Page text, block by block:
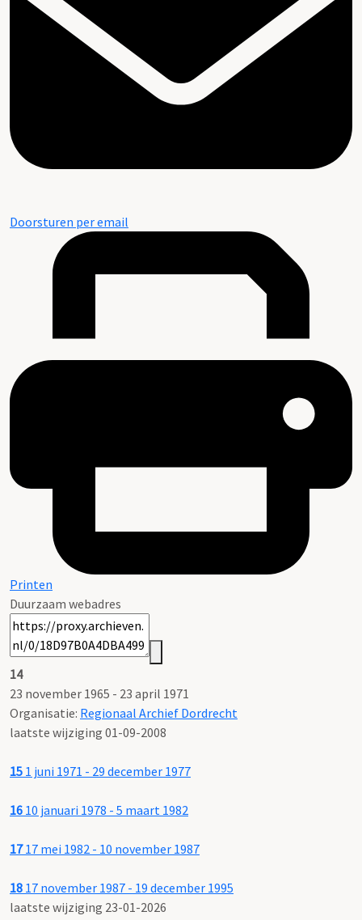
Doorsturen per email
Printen
Duurzaam webadres
14
23 november 1965 - 23 april 1971
Organisatie: Regionaal Archief Dordrecht
laatste wijziging 01-09-2008
15 1 juni 1971 - 29 december 1977
16 10 januari 1978 - 5 maart 1982
1717 mei 1982 - 10 november 1987
18 17 november 1987 - 19 december 1995
laatste wijziging 23-01-2026